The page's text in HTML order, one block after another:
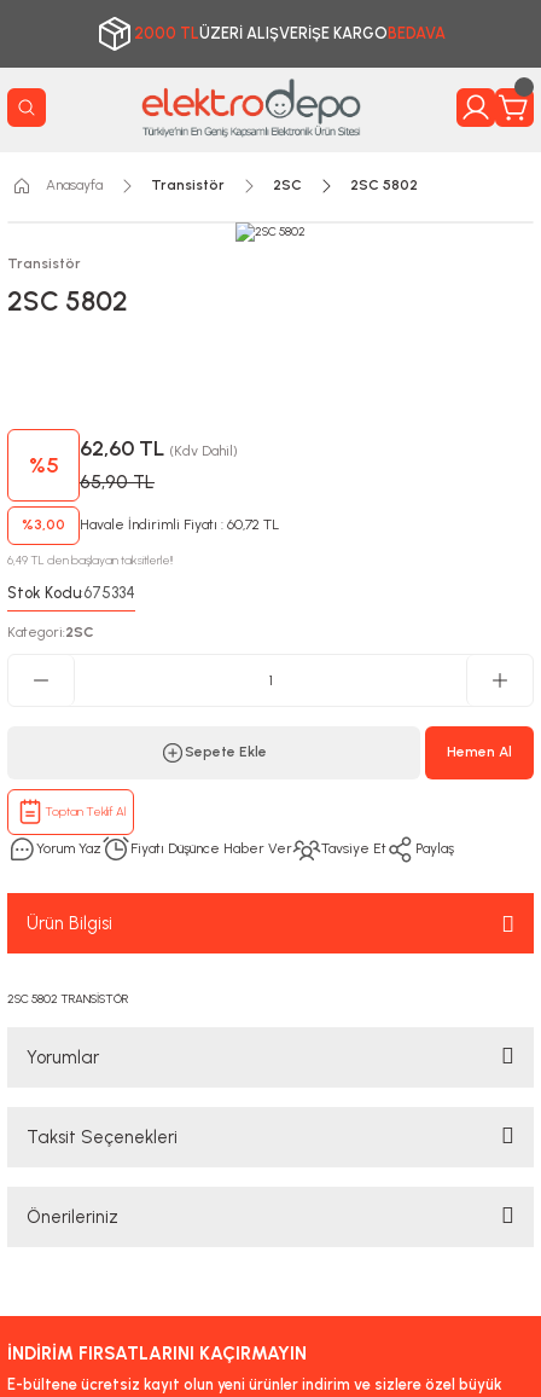
2000 TLÜZERİ ALIŞVERİŞE KARGO BEDAVA
Anasayfa Transistör 2SC 2SC 5802
Transistör
2SC 5802
%5
62,60 TL (Kdv Dahil)
65,90 TL
%3,00 Havale İndirimli Fiyatı : 60,72 TL
6,49 TL den başlayan taksitlerle!!
Stok Kodu:675334
Kategori:2SC
Sepete Ekle Hemen Al
Toptan Teklif Al
Yorum Yaz Fiyatı Düşünce Haber Ver Tavsiye Et Paylaş
Ürün Bilgisi
2SC 5802 TRANSİSTÖR
Yorumlar
Taksit Seçenekleri
Önerileriniz
yetersiz gördüğünüz noktaları öneri formunu kullanarak tarafımıza
iletebilirsiniz.
Görüş ve önerileriniz için teşekkür ederiz.
İNDİRİM FIRSATLARINI KAÇIRMAYIN
E-bültene ücretsiz kayıt olun yeni ürünler indirim ve sizlere özel büyük